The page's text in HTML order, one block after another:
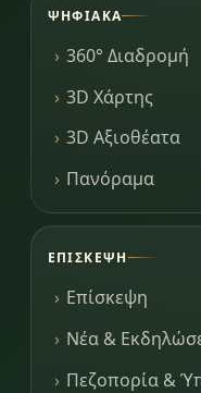
ΨΗΦΙΑΚΆ
360° Διαδρομή
3D Χάρτης
3D Αξιοθέατα
Πανόραμα
ΕΠΊΣΚΕΨΗ
Επίσκεψη
Νέα &
Πεζοπορία &